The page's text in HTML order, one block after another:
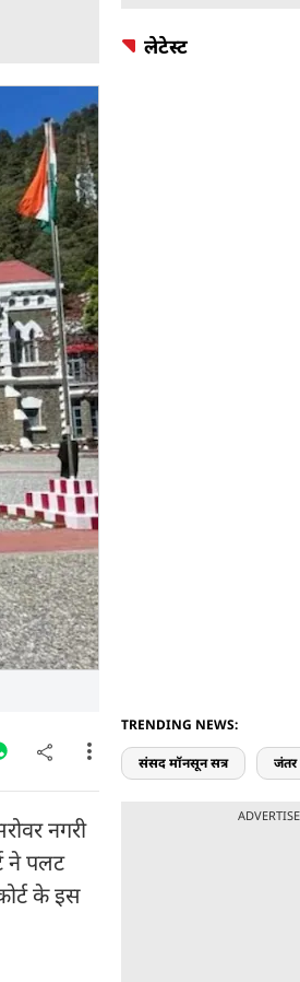
नगरी
ने पलट
के इस
लेटेस्ट
TRENDING NEWS:
संसद मॉनसून सत्र जंतर